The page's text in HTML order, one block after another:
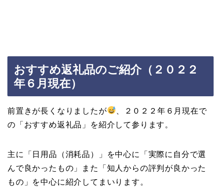
おすすめ返礼品のご紹介（２０２２
年６月現在）
前置きが長くなりましたが
、２０２２年６月現在で
の「おすすめ返礼品」を紹介して参ります。
主に「日用品（消耗品）」を中心に「実際に自分で選
んで良かったもの」また「知人からの評判が良かった
もの」を中心に紹介してまいります。